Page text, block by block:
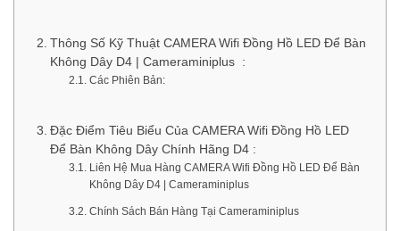
Thông Số Kỹ Thuật CAMERA Wifi Đồng Hồ LED Để Bàn
Không Dây D4 | Cameraminiplus :
Các Phiên Bản:
Đặc Điểm Tiêu Biểu Của CAMERA Wifi Đồng Hồ LED
Để Bàn Không Dây Chính Hãng D4 :
Liên Hệ Mua Hàng CAMERA Wifi Đồng Hồ LED Để Bàn
Không Dây D4 | Cameraminiplus
Chính Sách Bán Hàng Tại Cameraminiplus